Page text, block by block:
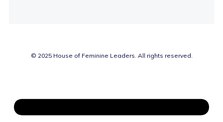
© 2025 House of Feminine Leaders. All rights reserved.